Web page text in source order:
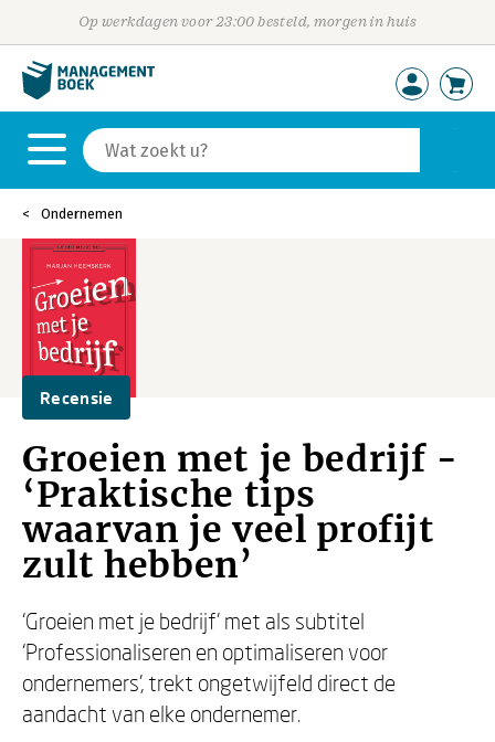
Op werkdagen voor 23:00 besteld, morgen in huis
Ondernemen
Recensie
Groeien met je bedrijf -
‘Praktische tips
waarvan je veel profijt
zult hebben’
‘Groeien met je bedrijf’ met als subtitel
‘Professionaliseren en optimaliseren voor
ondernemers’, trekt ongetwijfeld direct de
aandacht van elke ondernemer.